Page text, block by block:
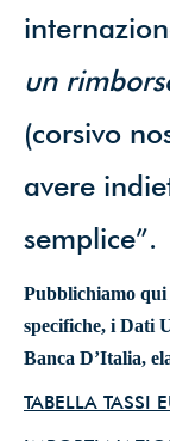
un
(corsivo
avere
semplice”.
Pubblichiamo
specifiche, i Dati
Banca D’Italia,
TABELLA TASSI